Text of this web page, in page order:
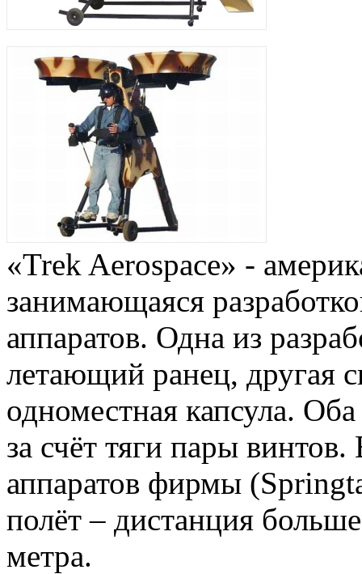
«Trek Aerospace» -
занимающаяся
аппаратов. Одна из
летающий ранец, другая
одноместная капсула.
за счёт тяги пары
аппаратов фирмы
полёт – дистанция
метра.